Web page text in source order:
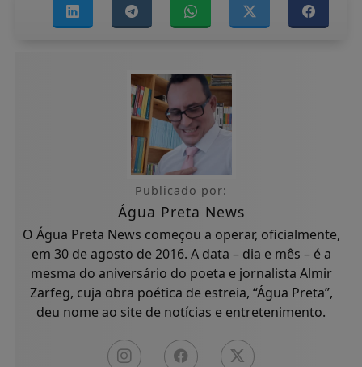
Publicado por:
Água Preta News
O Água Preta News começou a operar, oficialmente,
em 30 de agosto de 2016. A data – dia e mês – é a
mesma do aniversário do poeta e jornalista Almir
Zarfeg, cuja obra poética de estreia, “Água Preta”,
deu nome ao site de notícias e entretenimento.